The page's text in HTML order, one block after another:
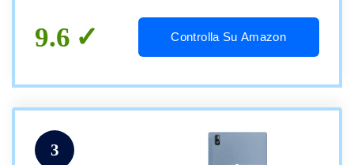
Penna,Nero
9.6 Controlla Su Amazon
3